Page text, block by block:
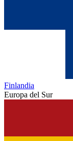
Finlandia
Europa del Sur